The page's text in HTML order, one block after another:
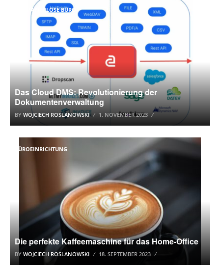
DAS PAPIERLOSE BÜRO
Das Cloud DMS: Revolutionierung der
Dokumentenverwaltung
BY WOJCIECH ROSLANOWSKI 1. NOVEMBER 2023
BÜROEINRICHTUNG
Die perfekte Kaffeemaschine für das Home-Office
BY WOJCIECH ROSLANOWSKI 18. SEPTEMBER 2023